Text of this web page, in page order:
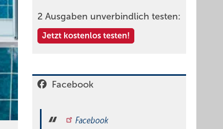
2 Ausgaben unverbindlich testen:
Jetzt kostenlos testen!
Facebook
Facebook